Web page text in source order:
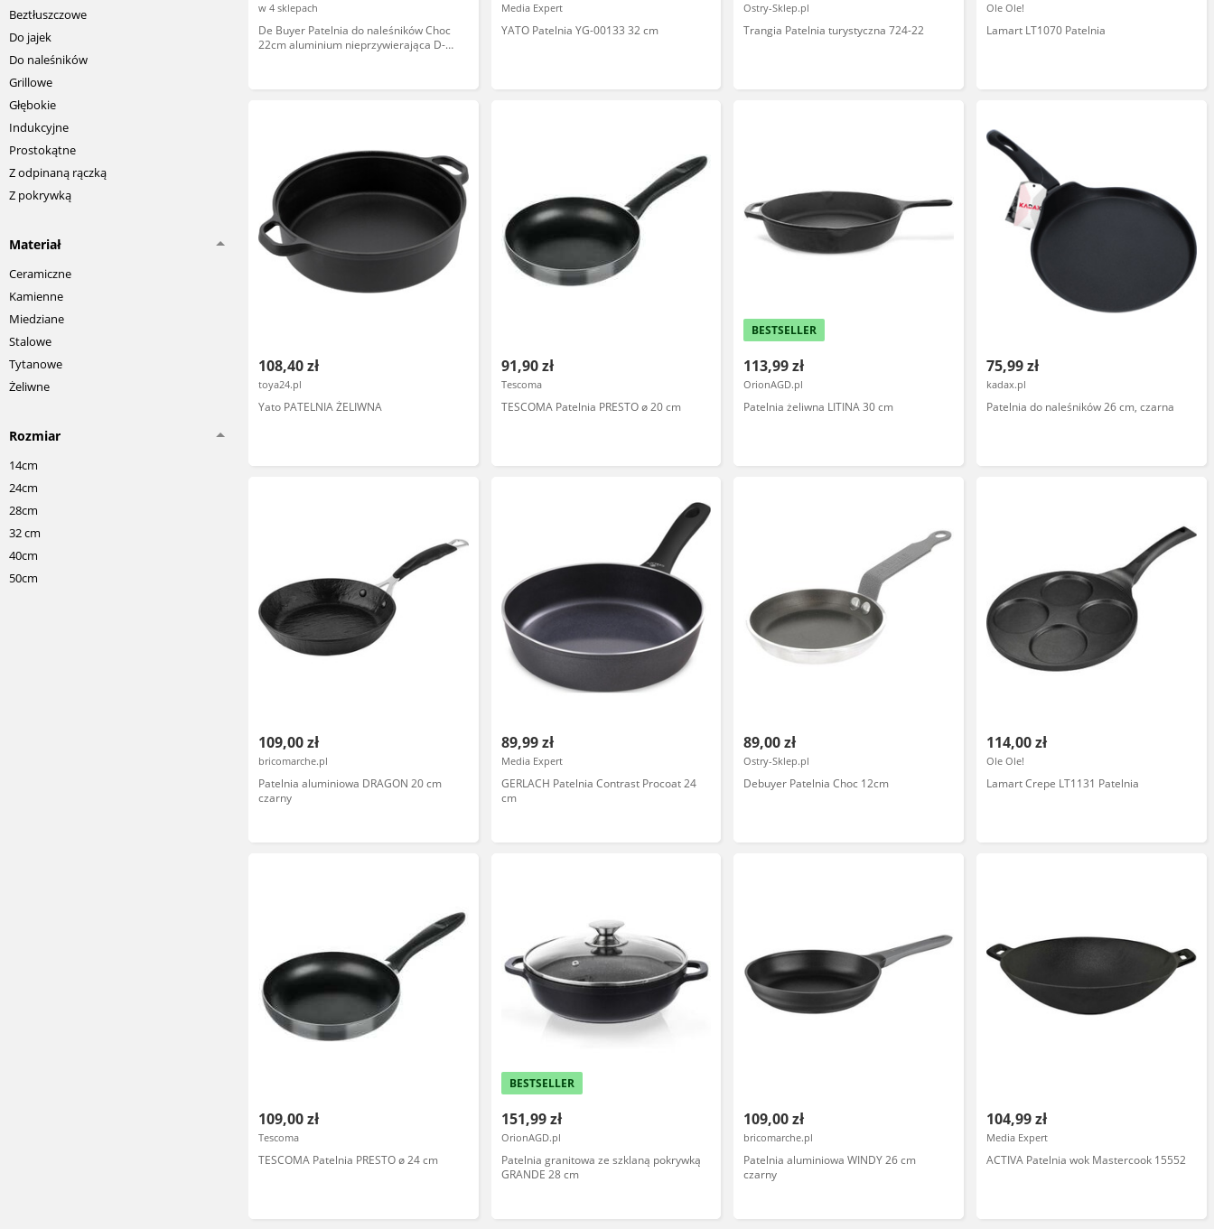
Beztłuszczowe
Do jajek
Do naleśników
Grillowe
Głębokie
Indukcyjne
Prostokątne
Z odpinaną rączką
Z pokrywką
Materiał
Ceramiczne
Kamienne
Miedziane
Stalowe
Tytanowe
Żeliwne
Rozmiar
14cm
24cm
28cm
32 cm
40cm
50cm
w 4 sklepach
De Buyer Patelnia do naleśników Choc
22cm aluminium nieprzywierająca D-
Media Expert
YATO Patelnia YG-00133 32 cm
Ostry-Sklep.pl
Trangia Patelnia turystyczna 724-22
Ole Ole!
Lamart LT1070 Patelnia
108,40 zł
toya24.pl
Yato PATELNIA ŻELIWNA
91,90 zł
Tescoma
TESCOMA Patelnia PRESTO ø 20 cm
BESTSELLER
113,99 zł
OrionAGD.pl
Patelnia żeliwna LITINA 30 cm
75,99 zł
kadax.pl
Patelnia do naleśników 26 cm, czarna
109,00 zł
bricomarche.pl
Patelnia aluminiowa DRAGON 20 cm
czarny
89,99 zł
Media Expert
GERLACH Patelnia Contrast Procoat 24
cm
89,00 zł
Ostry-Sklep.pl
Debuyer Patelnia Choc 12cm
114,00 zł
Ole Ole!
Lamart Crepe LT1131 Patelnia
109,00 zł
Tescoma
TESCOMA Patelnia PRESTO ø 24 cm
BESTSELLER
151,99 zł
OrionAGD.pl
Patelnia granitowa ze szklaną pokrywką
GRANDE 28 cm
109,00 zł
bricomarche.pl
Patelnia aluminiowa WINDY 26 cm
czarny
104,99 zł
Media Expert
ACTIVA Patelnia wok Mastercook 15552